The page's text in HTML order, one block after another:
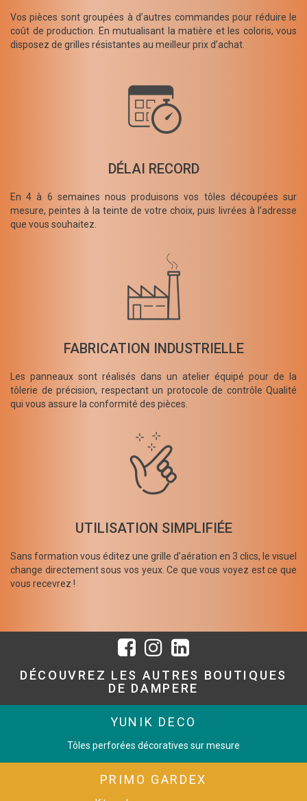
Vos pièces sont groupées à d’autres commandes pour réduire le
coût de production. En mutualisant la matière et les coloris, vous
disposez de grilles résistantes au meilleur prix d’achat.
DÉLAI RECORD
En 4 à 6 semaines nous produisons vos tôles découpées sur
mesure, peintes à la teinte de votre choix, puis livrées à l’adresse
que vous souhaitez.
FABRICATION INDUSTRIELLE
Les panneaux sont réalisés dans un atelier équipé pour de la
tôlerie de précision, respectant un protocole de contrôle Qualité
qui vous assure la conformité des pièces.
UTILISATION SIMPLIFIÉE
Sans formation vous éditez une grille d’aération en 3 clics, le visuel
change directement sous vos yeux. Ce que vous voyez est ce que
vous recevrez !
DÉCOUVREZ LES AUTRES BOUTIQUES
DE DAMPERE
YUNIK DECO
Tôles perforées décoratives sur mesure
PRIMO GARDEX